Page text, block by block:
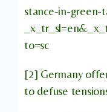
stance-in-green-
to=sc
[2] Germany
to defuse